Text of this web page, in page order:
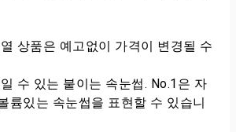
상품은 예고없이 가격이 변경될 수
수 있는 붙이는 속눈썹. No.1은 자
륨있는 속눈썹을 표현할 수 있습니